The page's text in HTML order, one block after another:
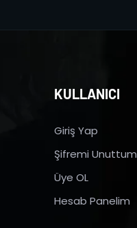
KULLANICI
Giriş Yap
Şifremi Unuttum
Üye OL
Hesab Panelim